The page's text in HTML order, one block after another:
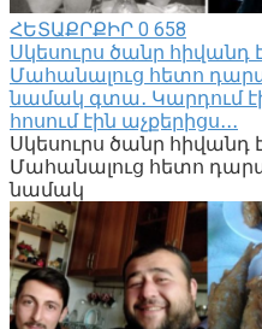
ՀԵՏԱՔՐՔԻՐ 0 658
Սկեսուրս ծանր հիվանդ
Մահանալուց հետո
նամակ գտա․ Կարդում
հոսում էին աչքերիցս․․․
Սկեսուրս ծանր հիվանդ
Մահանալուց հետո
նամակ